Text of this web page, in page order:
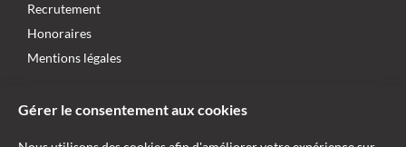
Gérer le consentement aux cookies
Recrutement
Honoraires
Mentions légales
NOS AUTRES SITES WEB